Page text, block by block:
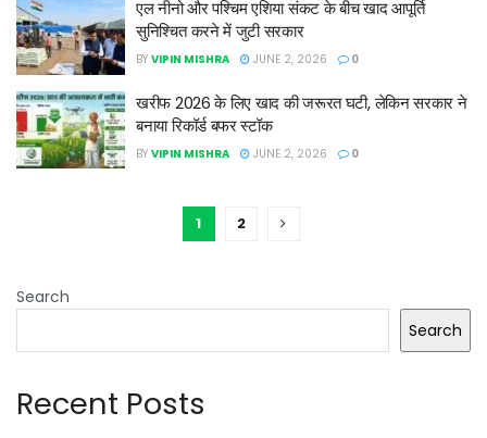
एल नीनो और पश्चिम एशिया संकट के बीच खाद आपूर्ति
सुनिश्चित करने में जुटी सरकार
BY VIPIN MISHRA JUNE 2, 2026 0
खरीफ 2026 के लिए खाद की जरूरत घटी, लेकिन सरकार ने
बनाया रिकॉर्ड बफर स्टॉक
BY VIPIN MISHRA JUNE 2, 2026 0
1 2
Search
Search
Recent Posts